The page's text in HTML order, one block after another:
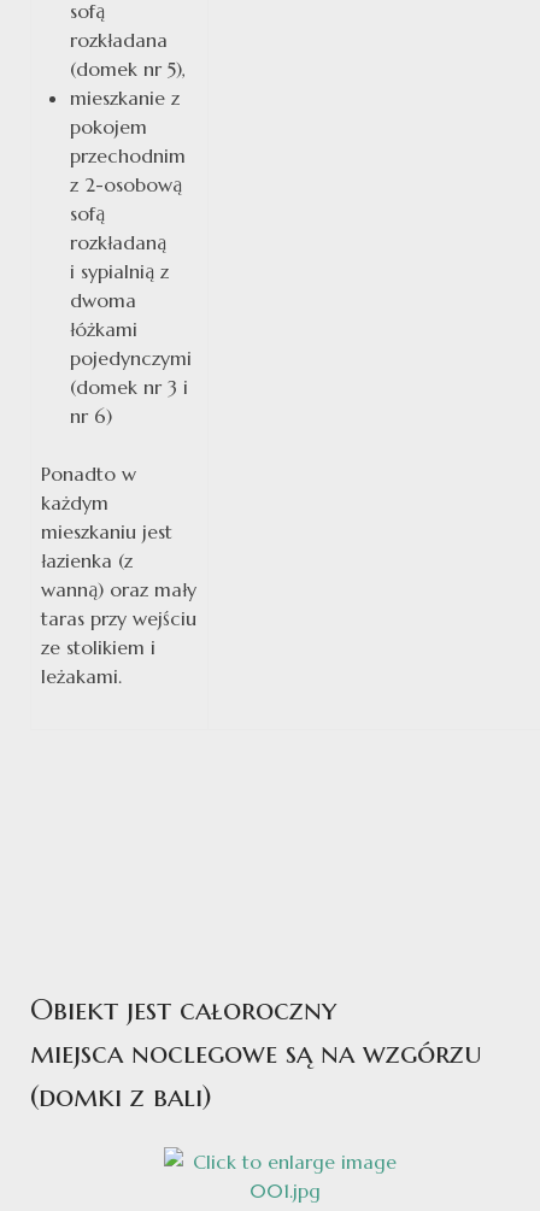
sofą
rozkładana
(domek nr 5),
mieszkanie z
pokojem
przechodnim
z 2-osobową
sofą
rozkładaną
i sypialnią z
dwoma
łóżkami
pojedynczymi
(domek nr 3 i
nr 6)
Ponadto w
każdym
mieszkaniu jest
łazienka (z
wanną) oraz mały
taras przy wejściu
ze stolikiem i
leżakami.
Obiekt jest całoroczny
miejsca noclegowe są na wzgórzu
(domki z bali)